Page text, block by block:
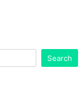
Search